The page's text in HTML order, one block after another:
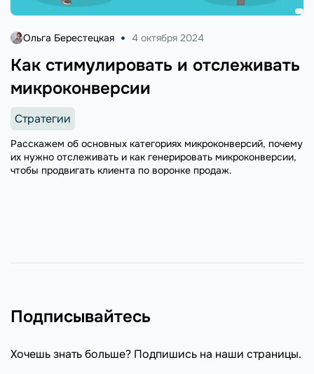
Как стимулировать и отслеживать
микроконверсии
Ольга Берестецкая 4 октября 2024
Стратегии
Расскажем об основных категориях микроконверсий, почему
их нужно отслеживать и как генерировать микроконверсии,
чтобы продвигать клиента по воронке продаж.
Подписывайтесь
Хочешь знать больше? Подпишись на наши страницы.